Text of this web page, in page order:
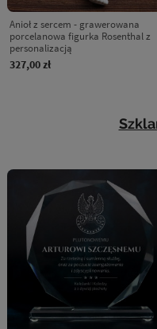
Anioł z sercem - grawerowana
porcelanowa figurka Rosenthal z
personalizacją
327,00 zł